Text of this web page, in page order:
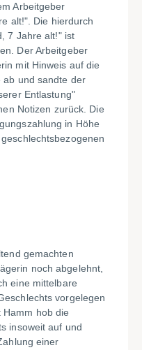
Arbeitgeber
alt!". Die hierdurch
7 Jahre alt!" ist
Der Arbeitgeber
mit Hinweis auf die
ab und sandte der
Entlastung"
Notizen zurück. Die
in Höhe
gemachten
noch abgelehnt,
eine mittelbare
vorgelegen
hob die
insoweit auf und
einer